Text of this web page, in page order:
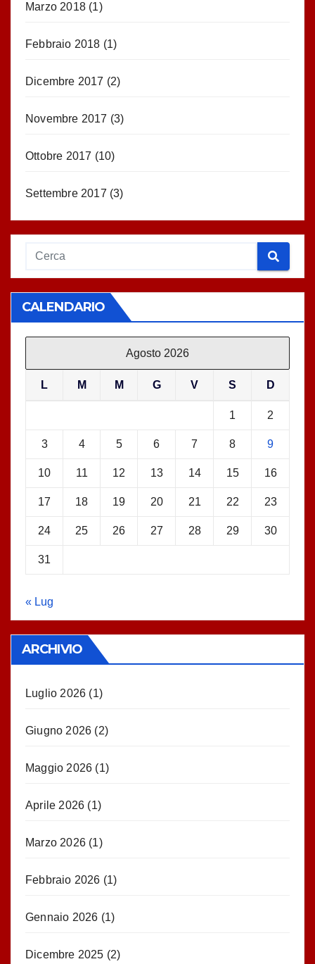
Marzo 2018 (1)
Febbraio 2018 (1)
Dicembre 2017 (2)
Novembre 2017 (3)
Ottobre 2017 (10)
Settembre 2017 (3)
CALENDARIO
Agosto 2026
L M M G V S D
1 2
3 4 5 6 7 8 9
10 11 12 13 14 15 16
17 18 19 20 21 22 23
24 25 26 27 28 29 30
31
« Lug
ARCHIVIO
Luglio 2026 (1)
Giugno 2026 (2)
Maggio 2026 (1)
Aprile 2026 (1)
Marzo 2026 (1)
Febbraio 2026 (1)
Gennaio 2026 (1)
Dicembre 2025 (2)